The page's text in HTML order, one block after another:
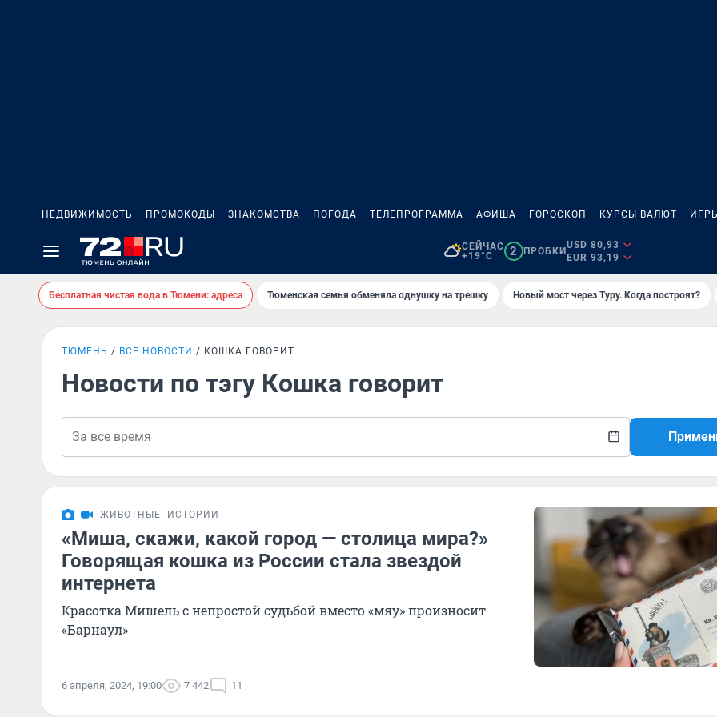
НЕДВИЖИМОСТЬ ПРОМОКОДЫ ЗНАКОМСТВА ПОГОДА ТЕЛЕПРОГРАММА АФИША ГОРОСКОП КУРСЫ ВАЛЮТ
СЕЙЧАС
+19°C
2 ПРОБКИ
USD 80,93
EUR 93,19
Бесплатная чистая вода в Тюмени: адреса Тюменская семья обменяла однушку на трешку Новый мост через Туру. Когда построят?
ТЮМЕНЬ ВСЕ НОВОСТИ КОШКА ГОВОРИТ
Новости по тэгу Кошка говорит
ЖИВОТНЫЕ ИСТОРИИ
«Миша, скажи, какой город — столица мира?»
Говорящая кошка из России стала звездой
интернета
Красотка Мишель с непростой судьбой вместо «мяу» произносит
«Барнаул»
6 апреля, 2024, 19:00 7 442 11